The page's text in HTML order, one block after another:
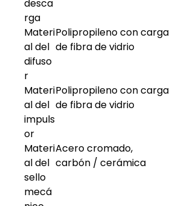
desca
rga
Materi
al del
difuso
r
Polipropileno con carga
de fibra de vidrio
Materi
al del
impuls
or
Polipropileno con carga
de fibra de vidrio
Materi
al del
sello
mecá
Acero cromado,
carbón / cerámica